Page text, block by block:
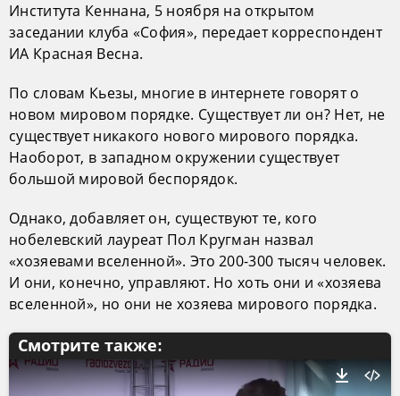
Института Кеннана, 5 ноября на открытом
заседании клуба «София», передает корреспондент
ИА Красная Весна.
По словам Кьезы, многие в интернете говорят о
новом мировом порядке. Существует ли он? Нет, не
существует никакого нового мирового порядка.
Наоборот, в западном окружении существует
большой мировой беспорядок.
Однако, добавляет он, существуют те, кого
нобелевский лауреат Пол Кругман назвал
«хозяевами вселенной». Это 200-300 тысяч человек.
И они, конечно, управляют. Но хоть они и «хозяева
вселенной», но они не хозяева мирового порядка.
Смотрите также: